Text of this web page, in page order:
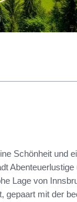
Schönheit und
Abenteuerlustige
Lage von
gepaart mit der